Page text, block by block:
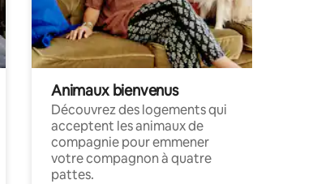
Animaux bienvenus
Découvrez des logements qui
acceptent les animaux de
compagnie pour emmener
votre compagnon à quatre
pattes.